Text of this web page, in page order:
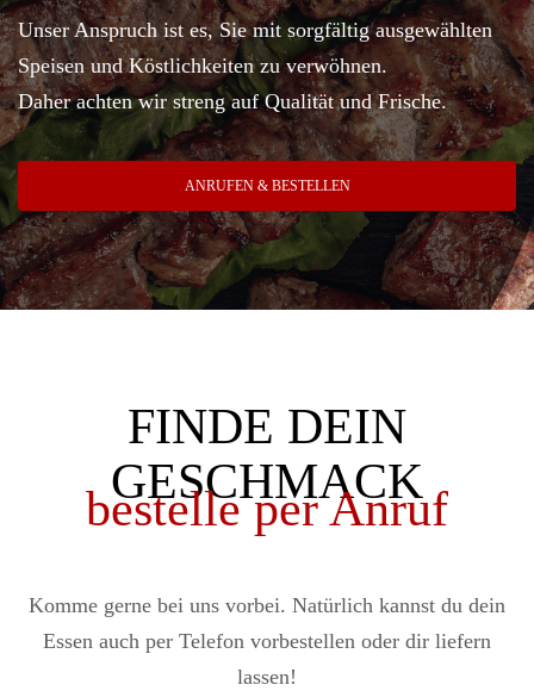
Unser Anspruch ist es, Sie mit sorgfältig ausgewählten
Speisen und Köstlichkeiten zu verwöhnen.
Daher achten wir streng auf Qualität und Frische.
ANRUFEN & BESTELLEN
FINDE DEIN
GESCHMACK
bestelle per Anruf
Komme gerne bei uns vorbei. Natürlich kannst du dein
Essen auch per Telefon vorbestellen oder dir liefern
lassen!